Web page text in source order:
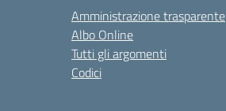
Amministrazione trasparente
Albo Online
Tutti gli argomenti
Codici